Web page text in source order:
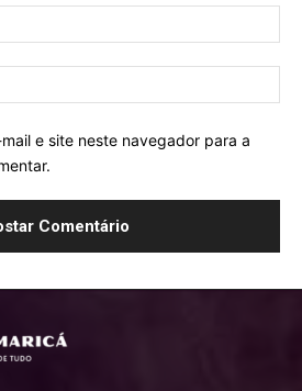
e site neste navegador para a